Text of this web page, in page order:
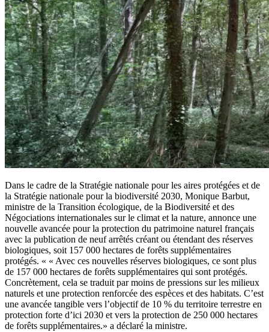
Dans le cadre de la Stratégie nationale pour les aires protégées et de
la Stratégie nationale pour la biodiversité 2030, Monique Barbut,
ministre de la Transition écologique, de la Biodiversité et des
Négociations internationales sur le climat et la nature, annonce une
nouvelle avancée pour la protection du patrimoine naturel français
avec la publication de neuf arrêtés créant ou étendant des réserves
biologiques, soit 157 000 hectares de forêts supplémentaires
protégés. « « Avec ces nouvelles réserves biologiques, ce sont plus
de 157 000 hectares de forêts supplémentaires qui sont protégés.
Concrètement, cela se traduit par moins de pressions sur les milieux
naturels et une protection renforcée des espèces et des habitats. C’est
une avancée tangible vers l’objectif de 10 % du territoire terrestre en
protection forte d’ici 2030 et vers la protection de 250 000 hectares
de forêts supplémentaires.» a déclaré la ministre.